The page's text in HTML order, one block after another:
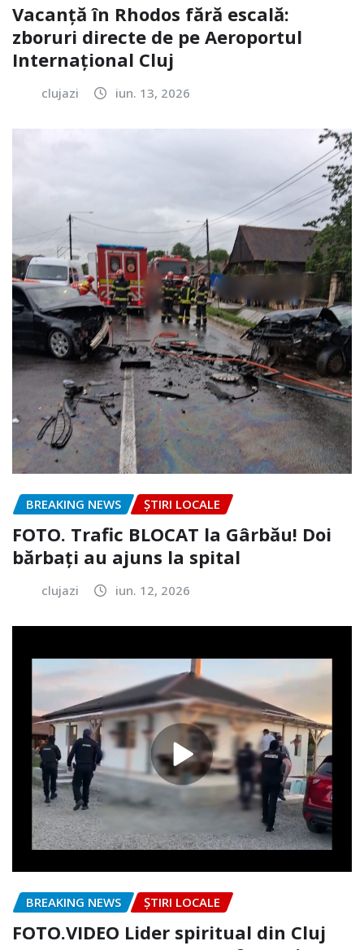
Vacanță în Rhodos fără escală:
zboruri directe de pe Aeroportul
Internațional Cluj
clujazi iun. 13, 2026
BREAKING NEWS ȘTIRI LOCALE
FOTO. Trafic BLOCAT la Gârbău! Doi
bărbați au ajuns la spital
clujazi iun. 12, 2026
BREAKING NEWS ȘTIRI LOCALE
FOTO.VIDEO Lider spiritual din Cluj